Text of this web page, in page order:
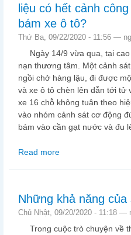
liệu có hết cảnh
bám xe ô tô?
Thứ Ba, 09/22/2020 - 11:56 —
Ngày 14/9 vừa qua, tại cao
nạn thương tâm. Một cảnh
ngồi chở hàng lậu, đi được
và xe ô tô chèn lên dẫn tới tử
xe 16 chỗ không tuân theo
vào nhóm cảnh sát cơ động
bám vào cần gạt nước và đu
Read more
Những khả năng
Chủ Nhật, 09/20/2020 - 11:18 —
Trong cuộc trò chuyện về